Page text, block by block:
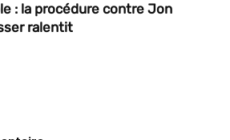
: la procédure contre Jon
ralentit